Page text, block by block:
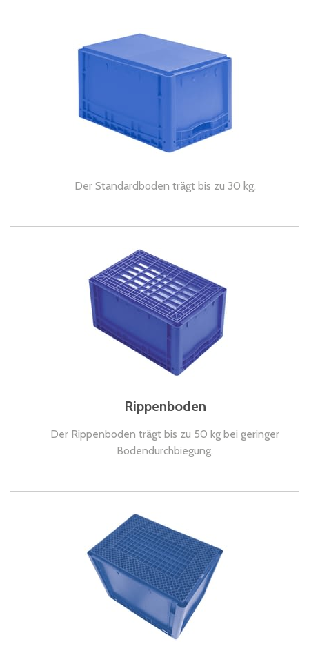
Der Standardboden trägt bis zu 30 kg.
Rippenboden
Der Rippenboden trägt bis zu 50 kg bei geringer
Bodendurchbiegung.